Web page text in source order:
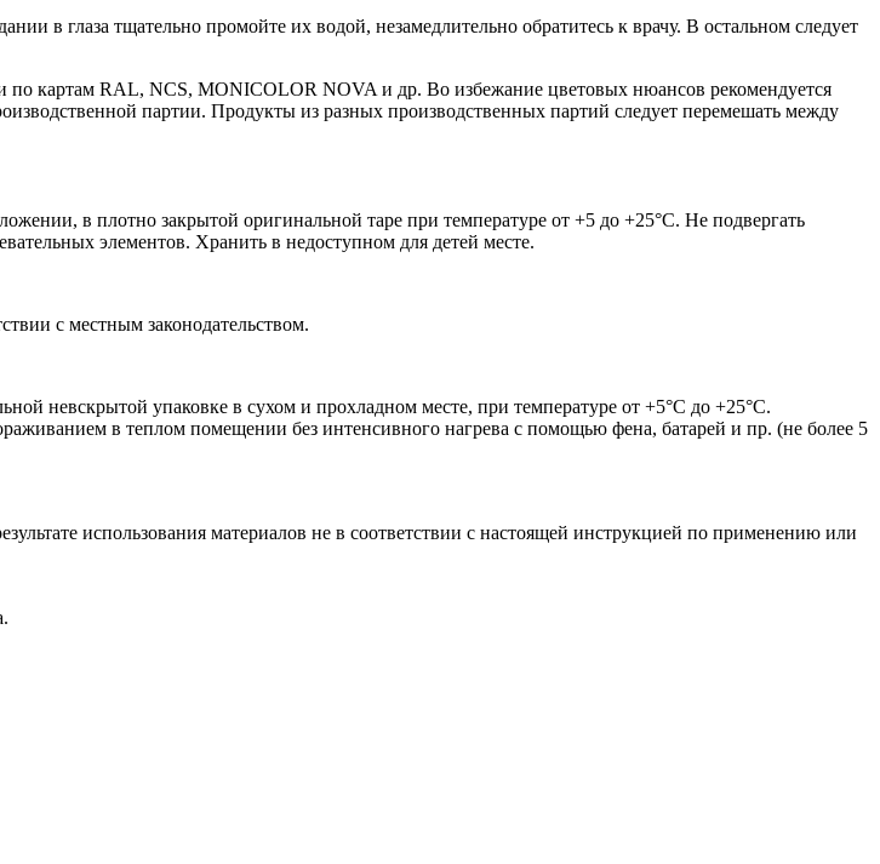
в глаза тщательно промойте их водой, незамедлительно обратитесь к врачу. В остальном следует
по картам RAL, NCS, MONICOLOR NOVA и др. Во избежание цветовых нюансов рекомендуется
партии. Продукты из разных производственных партий следует перемешать между
в плотно закрытой оригинальной таре при температуре от +5 до +25°С. Не подвергать
элементов. Хранить в недоступном для детей месте.
с местным законодательством.
невскрытой упаковке в сухом и прохладном месте, при температуре от +5°С до +25°С.
в теплом помещении без интенсивного нагрева с помощью фена, батарей и пр. (не более 5
использования материалов не в соответствии с настоящей инструкцией по применению или